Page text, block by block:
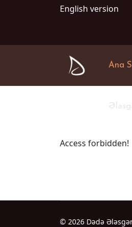
English version
Ana
Access forbidden!
© 2026 Dədə